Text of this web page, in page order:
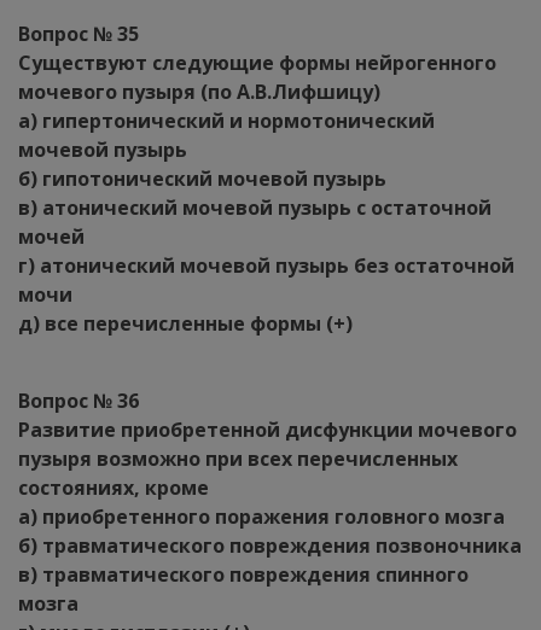
Вопрос № 35
Существуют следующие формы нейрогенного
мочевого пузыря (по А.В.Лифшицу)
а) гипертонический и нормотонический
мочевой пузырь
б) гипотонический мочевой пузырь
в) атонический мочевой пузырь с остаточной
мочей
г) атонический мочевой пузырь без остаточной
мочи
д) все перечисленные формы (+)
Вопрос № 36
Развитие приобретенной дисфункции мочевого
пузыря возможно при всех перечисленных
состояниях, кроме
а) приобретенного поражения головного мозга
б) травматического повреждения позвоночника
в) травматического повреждения спинного
мозга